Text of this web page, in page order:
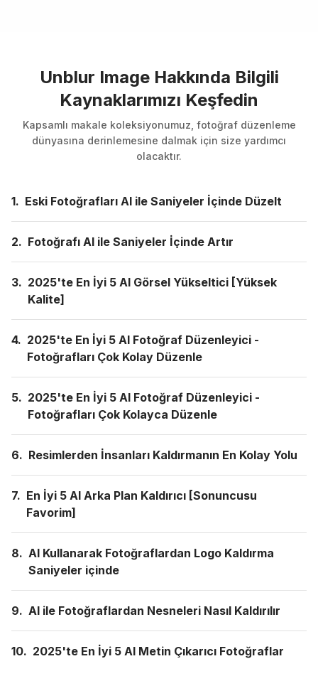
Unblur Image Hakkında Bilgili
Kaynaklarımızı Keşfedin
Kapsamlı makale koleksiyonumuz, fotoğraf düzenleme
dünyasına derinlemesine dalmak için size yardımcı
olacaktır.
1. Eski Fotoğrafları AI ile Saniyeler İçinde Düzelt
2. Fotoğrafı AI ile Saniyeler İçinde Artır
3. 2025'te En İyi 5 AI Görsel Yükseltici [Yüksek
Kalite]
4. 2025'te En İyi 5 AI Fotoğraf Düzenleyici -
Fotoğrafları Çok Kolay Düzenle
5. 2025'te En İyi 5 AI Fotoğraf Düzenleyici -
Fotoğrafları Çok Kolayca Düzenle
6. Resimlerden İnsanları Kaldırmanın En Kolay Yolu
7. En İyi 5 AI Arka Plan Kaldırıcı [Sonuncusu
Favorim]
8. AI Kullanarak Fotoğraflardan Logo Kaldırma
Saniyeler içinde
9. AI ile Fotoğraflardan Nesneleri Nasıl Kaldırılır
10. 2025'te En İyi 5 AI Metin Çıkarıcı Fotoğraflar